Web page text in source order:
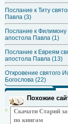
Послание к Титу
Павла (3)
Послание к Филимону
апостола Павла (1)
Послание к Евреям
апостола Павла (13)
Откровение святого
Богослова (22)
Похожие
Скачати Старий
по книгам